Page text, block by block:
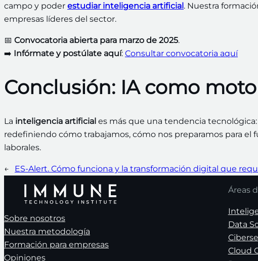
campo y poder estudiar inteligencia artificial. Nuestra
empresas líderes del sector.
📅 Convocatoria abierta para marzo de 2025.
➡️ Infórmate y postúlate aquí: Consultar convocatoria aquí
Conclusión: IA como
La inteligencia artificial es más que una tendencia
redefiniendo cómo trabajamos, cómo nos preparamos para
laborales.
← ES-Alert. Cómo funciona y la transformación digital que
Sobre nosotros
Nuestra metodología
Formación para empresas
Opiniones
Áreas
Data
Cloud